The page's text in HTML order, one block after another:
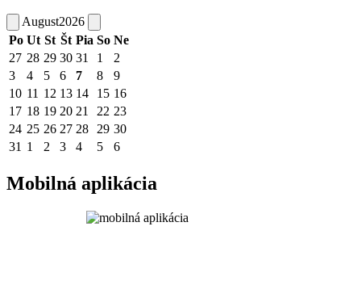
August2026
Po Ut St Št Pia So Ne
27 28 29 30 31 1
2
3
4 5 6 7 8
9
10 11 12 13 14 15 16
17 18 19 20 21 22 23
24 25 26 27 28 29 30
31 1 2 3 4 5 6
Mobilná aplikácia